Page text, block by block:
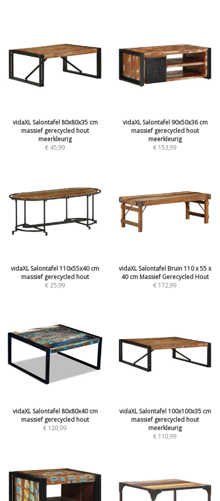
vidaXL Salontafel 80x80x35 cm
massief gerecycled hout
meerkleurig
€45,99
vidaXL Salontafel 90x50x36 cm
massief gerecycled hout
meerkleurig
€ 153,99
vidaXL Salontafel 110x55x40 cm
massief gerecycled hout
€25,99
vidaXL Salontafel Bruin 110 x 55 x
40 cm Massief Gerecycled Hout
€ 172,99
vidaXL Salontafel 80x80x40 cm
massief gerecycled hout
€ 120,99
vidaXL Salontafel 100x100x35 cm
massief gerecycled hout
meerkleurig
€ 110,99